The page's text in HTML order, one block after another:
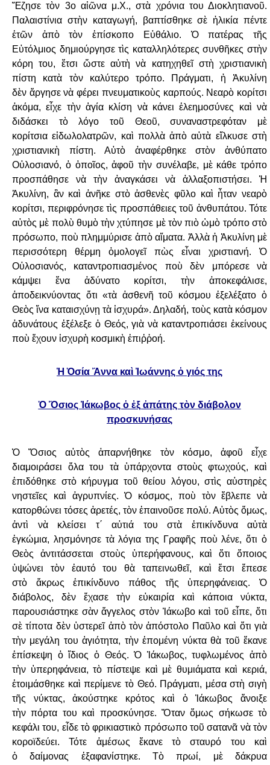
Ἔζησε τὸν 3ο αἰῶνα μ.Χ., στὰ χρόνια του Διοκλητιανοῦ.
Παλαιστίνια στὴν καταγωγή, βαπτίσθηκε σὲ ἡλικία πέντε
ἐτῶν ἀπὸ τὸν ἐπίσκοπο Εὐθάλιο. Ὁ πατέρας τῆς
Εὐτόλμιος δημιούργησε τὶς καταλληλότερες συνθῆκες στὴν
κόρη του, ἔτσι ὥστε αὐτὴ νὰ κατηχηθεῖ στὴ χριστιανικὴ
πίστη κατὰ τὸν καλύτερο τρόπο. Πράγματι, ἡ Ἀκυλίνη
δὲν ἄργησε νὰ φέρει πνευματικοὺς καρπούς. Νεαρὸ κορίτσι
ἀκόμα, εἶχε τὴν ἁγία κλίση νὰ κάνει ἐλεημοσύνες καὶ νὰ
διδάσκει τὸ λόγο τοῦ Θεοῦ, συναναστρεφόταν μὲ
κορίτσιαεἰδωλολατρῶν, καὶ πολλὰ ἀπὸ αὐτὰ εἵλκυσε στὴ
χριστιανικὴ πίστη. Αὐτὸ ἀναφέρθηκεστὸν ἀνθύπατο
Οὐλοσιανό, ὁ ὁποῖος, ἀφοῦ τὴν συνέλαβε, μὲ κάθε τρόπο
προσπάθησε νὰ τὴν ἀναγκάσει νὰ ἀλλαξοπιστήσει. Ἡ
Ἀκυλίνη, ἂν καὶ ἀνῆκε στὸ ἀσθενὲς φῦλο καὶ ἦταν νεαρὸ
κορίτσι, περιφρόνησε τὶς προσπάθειες τοῦ ἀνθυπάτου. Τότε
αὐτὸς μὲ πολὺ θυμὸ τὴν χτύπησε μὲ τὸν πιὸ ὠμὸ τρόπο στὸ
πρόσωπο, ποὺ πλημμύρισε ἀπὸ αἵματα. Ἀλλὰ ἡ Ἀκυλίνη μὲ
περισσότερη θέρμη ὁμολογεῖ πὼς εἶναι χριστιανή. Ὁ
Οὐλοσιανός, καταντροπιασμένος ποὺ δὲν μπόρεσε νὰ
κάμψει ἕνα ἀδύνατο κορίτσι, τὴν ἀποκεφάλισε,
ἀποδεικνύοντας ὅτι «τὰ ἀσθενῆ τοῦ κόσμου ἐξελέξατο ὁ
Θεὸς ἵνα καταισχύνῃ τὰ ἰσχυρά». Δηλαδή, τοὺς κατὰ κόσμον
ἀδυνάτους ἐξέλεξε ὁ Θεός, γιὰ νὰ καταντροπιάσει ἐκείνους
ποὺ ἔχουν ἰσχυρὴ κοσμικὴ ἐπιῤῥοή.
Ἡ Ὁσία Ἄννα καὶ Ἰωάννης ὁ γιός της
Ὁ Ὅσιος Ἰάκωβος ὁ ἐξ ἀπάτης τὸν διάβολον
προσκυνήσας
Ὁ Ὅσιος αὐτὸς ἀπαρνήθηκε τὸν κόσμο, ἀφοῦ εἶχε
διαμοιράσει ὅλα του τὰ ὑπάρχοντα στοὺς φτωχούς, καὶ
ἐπιδόθηκε στὸ κήρυγμα τοῦ θείου λόγου, στὶς αὐστηρὲς
νηστεῖες καὶ ἀγρυπνίες. Ὁ κόσμος, ποὺ τὸν ἔβλεπε νὰ
κατορθώνει τόσες ἀρετές, τὸν ἐπαινοῦσε πολύ. Αὐτὸς ὅμως,
ἀντὶ νὰ κλείσει τ΄ αὐτιά του στὰ ἐπικίνδυνα αὐτὰ
ἐγκώμια, λησμόνησε τὰ λόγια της Γραφῆς ποὺ λένε, ὅτι ὁ
Θεὸς ἀντιτάσσεται στοὺς ὑπερήφανους, καὶ ὅτι ὅποιος
ὑψώνει τὸν ἑαυτό του θὰ ταπεινωθεῖ, καὶ ἔτσι ἔπεσε
στὸ ἄκρως ἐπικίνδυνο πάθος τῆς ὑπερηφάνειας. Ὁ
διάβολος, δὲν ἔχασε τὴν εὐκαιρία καὶ κάποια νύκτα,
παρουσιάστηκε σὰν ἄγγελος στὸν Ἰάκωβο καὶ τοῦ εἶπε, ὅτι
σὲ τίποτα δὲν ὑστερεῖ ἀπὸ τὸν ἀπόστολο Παῦλο καὶ ὅτι γιὰ
τὴν μεγάλη του ἁγιότητα, τὴν ἑπομένη νύκτα θὰ τοῦ ἔκανε
ἐπίσκεψη ὁ ἴδιος ὁ Θεός. Ὁ Ἰάκωβος, τυφλωμένος ἀπὸ
τὴν ὑπερηφάνεια, τὸ πίστεψε καὶ μὲ θυμιάματα καὶ κεριά,
ἑτοιμάσθηκε καὶ περίμενε τὸ Θεό. Πράγματι, μέσα στὴ σιγὴ
τῆς νύκτας, ἀκούστηκε κρότος καὶ ὁ Ἰάκωβος ἄνοιξε
τὴνπόρτα του καὶ προσκύνησε. Ὅταν ὅμως σήκωσε τὸ
κεφάλι του, εἶδε τὸ φρικιαστικὸ πρόσωπο τοῦ σατανᾶ νὰ τὸν
κοροϊδεύει. Τότε ἀμέσως ἔκανε τὸ σταυρό του καὶ
ὁδαίμονας ἐξαφανίστηκε. Τὸ πρωί, μὲ δάκρυα